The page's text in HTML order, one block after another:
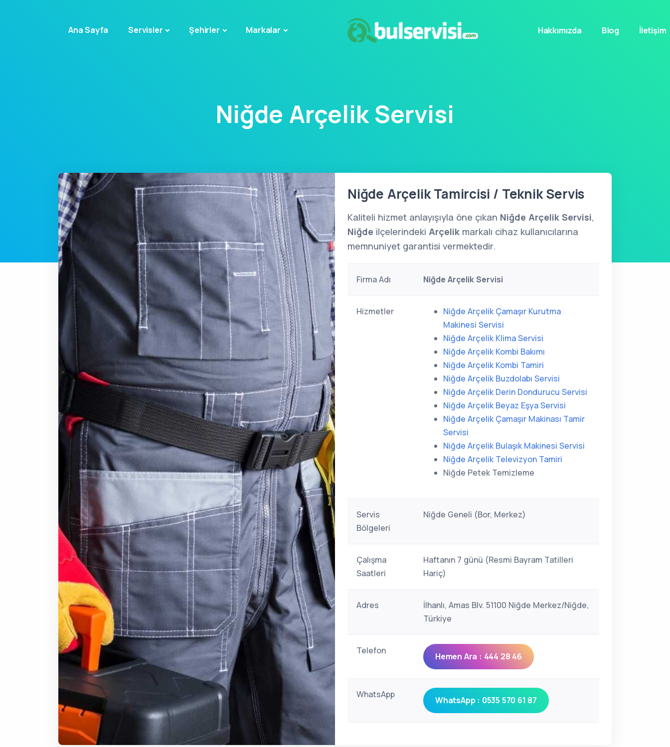
Ana Sayfa Servisler Şehirler Markalar Hakkımızda Blog İletişim
Niğde Arçelik Servisi
Niğde Arçelik Tamircisi / Teknik Servis
Kaliteli hizmet anlayışıyla öne çıkan Niğde Arçelik Servisi,
Niğde ilçelerindeki Arçelik markalı cihaz kullanıcılarına
memnuniyet garantisi vermektedir.
Firma Adı Niğde Arçelik Servisi
Hizmetler
Niğde Arçelik Çamaşır Kurutma
Makinesi Servisi
Niğde Arçelik Klima Servisi
Niğde Arçelik Kombi Bakımı
Niğde Arçelik Kombi Tamiri
Niğde Arçelik Buzdolabı Servisi
Niğde Arçelik Derin Dondurucu Servisi
Niğde Arçelik Beyaz Eşya Servisi
Niğde Arçelik Çamaşır Makinası Tamir
Servisi
Niğde Arçelik Bulaşık Makinesi Servisi
Niğde Arçelik Televizyon Tamiri
Niğde Petek Temizleme
Servis
Bölgeleri
Niğde Geneli (Bor, Merkez)
Çalışma
Saatleri
Haftanın 7 günü (Resmi Bayram Tatilleri
Hariç)
Adres
İlhanlı, Amas Blv. 51100 Niğde Merkez/Niğde,
Türkiye
Telefon
Hemen Ara : 444 28 46
WhatsApp
WhatsApp : 0535 570 61 87